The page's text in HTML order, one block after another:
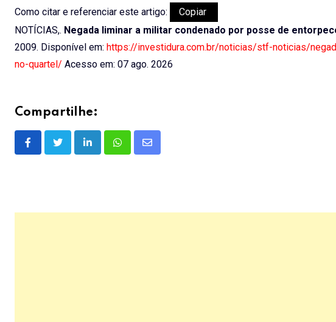
Como citar e referenciar este artigo:
Copiar
NOTÍCIAS,. Negada liminar a militar condenado por posse de
2009. Disponível em: https://investidura.com.br/noticias/stf-noticias/
no-quartel/ Acesso em: 07 ago. 2026
Compartilhe:
LinkedInWhatsappShare